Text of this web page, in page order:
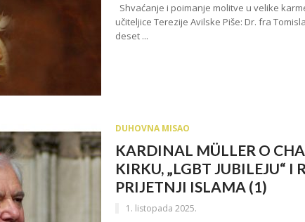
Shvaćanje i poimanje molitve u velike
učiteljice Terezije Avilske Piše: Dr. fra
deset ...
DUHOVNA MISAO
KARDINAL MÜLLER O
KIRKU, „LGBT JUBILEJU“ I
PRIJETNJI ISLAMA (1)
1. listopada 2025.